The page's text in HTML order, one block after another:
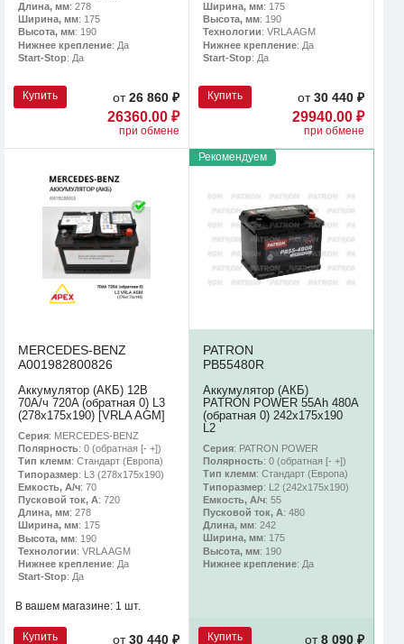
Длина, мм: 278
Ширина, мм: 175
Высота, мм: 190
Нижнее крепление: Да
Start-Stop: Да
Купить от26 860 ₽
26360.00 ₽
при обмене
Ширина, мм: 175
Высота, мм: 190
Технологии: VRLA AGM
Нижнее крепление: Да
Start-Stop: Да
Купить от30 440 ₽
29940.00 ₽
при обмене
MERCEDES-BENZ
A001982800826
Аккумулятор (АКБ) 12В
70А/ч 720A (обратная 0) L3
(278х175х190) [VRLA AGM]
Серия: MERCEDES-BENZ
Полярность: 0 (обратная [- +])
Тип клемм: Стандарт (Европа)
Типоразмер: L3 (278х175х190)
Емкость, А/ч: 70
Пусковой ток, А: 720
Длина, мм: 278
Ширина, мм: 175
Высота, мм: 190
Технологии: VRLA AGM
Нижнее крепление: Да
Start-Stop: Да
В вашем магазине: 1 шт.
Купить от30 440 ₽
Рекомендуем
PATRON
PB55480R
Аккумулятор (АКБ)
PATRON POWER 55Ah 480A
(обратная 0) 242x175x190
L2
Серия: PATRON POWER
Полярность: 0 (обратная [- +])
Тип клемм: Стандарт (Европа)
Типоразмер: L2 (242х175х190)
Емкость, А/ч: 55
Пусковой ток, А: 480
Длина, мм: 242
Ширина, мм: 175
Высота, мм: 190
Нижнее крепление: Да
Купить от8 090 ₽